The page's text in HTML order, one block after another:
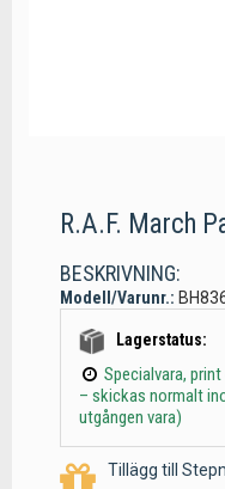
R.A.F. March
BESKRIVNING:
Modell/Varunr.:
Lagerstatus:
Specialvara,
– skickas normalt
utgången vara)
Tillägg till